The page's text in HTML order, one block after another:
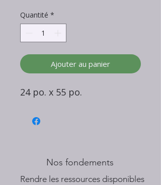
Quantité *
Ajouter au panier
24 po. x 55 po.
Nos fondements
​Rendre les ressources disponibles